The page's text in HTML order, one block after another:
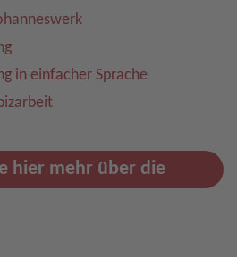
in einfacher Sprache
hier mehr über die